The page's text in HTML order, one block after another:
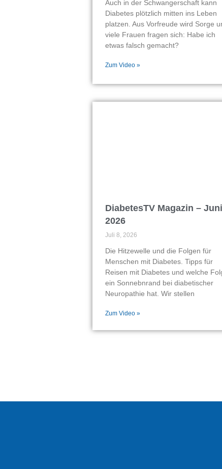
Auch in der Schwangerschaft kann
Diabetes plötzlich mitten ins Leben
platzen. Aus Vorfreude wird Sorge
viele Frauen fragen sich: Habe ich
etwas falsch gemacht?
Zum Video »
DiabetesTV Magazin – Juni
2026
Juli 8, 2026
Die Hitzewelle und die Folgen für
Menschen mit Diabetes. Tipps für
Reisen mit Diabetes und welche
ein Sonnebnrand bei diabetischer
Neuropathie hat. Wir stellen
Zum Video »